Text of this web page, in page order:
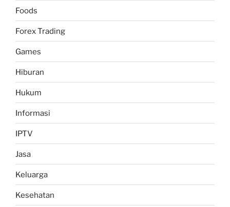
Foods
Forex Trading
Games
Hiburan
Hukum
Informasi
IPTV
Jasa
Keluarga
Kesehatan